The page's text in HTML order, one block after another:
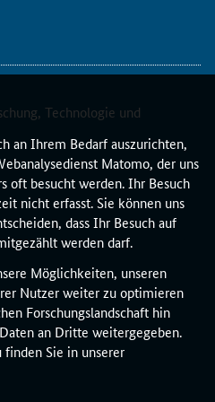
an Ihrem Bedarf auszurichten,
Matomo, der uns
oft besucht werden. Ihr Besuch
nicht erfasst. Sie können uns
dass Ihr Besuch auf
werden darf.
Möglichkeiten, unseren
Nutzer weiter zu optimieren
Forschungslandschaft hin
an Dritte weitergegeben.
Sie in unserer
Technologie und